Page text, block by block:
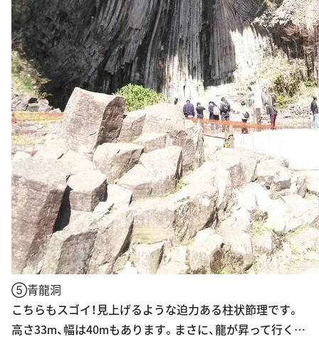
⑤青龍洞
こちらもスゴイ！見上げるような迫力ある柱状節理です。
高さ33ⅿ、幅は40ⅿもあります。まさに、龍が昇って行く…